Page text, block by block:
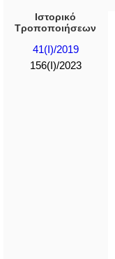
Ιστορικό
Τροποποιήσεων
41(I)/2019
156(I)/2023